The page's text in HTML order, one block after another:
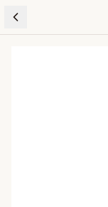
Skip to content